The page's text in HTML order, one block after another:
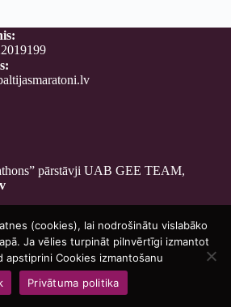
pārstāvji UAB GEE TEAM,
- Baltijasmaratoni.lv
(cookies), lai nodrošinātu vislabāko
Ja vēlies turpināt pilnvērtīgi izmantot
apstiprini Cookies izmantošanu
Privātuma politika